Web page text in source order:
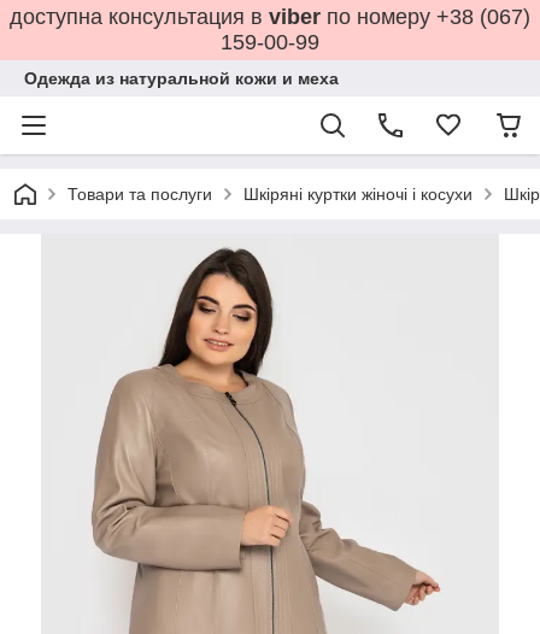
доступна консультация в viber по номеру +38 (067)
159-00-99
Одежда из натуральной кожи и меха
Товари та послуги Шкіряні куртки жіночі і косухи